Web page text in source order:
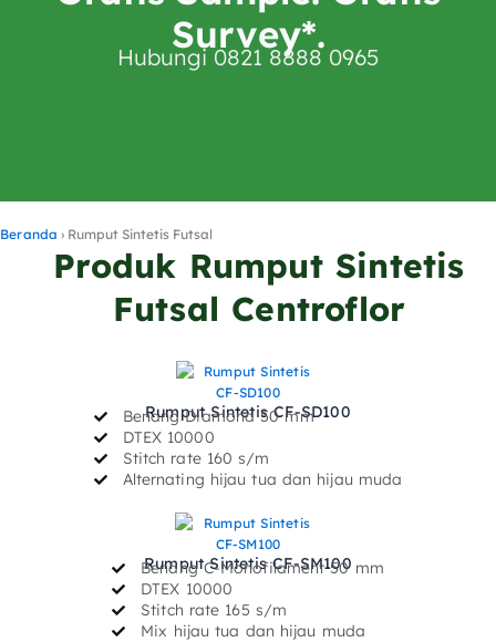
Survey*.
Hubungi 0821 8888 0965
Beranda › Rumput Sintetis Futsal
Produk Rumput Sintetis
Futsal Centroflor
Rumput Sintetis CF-SD100
Benang Diamond 50 mm
DTEX 10000
Stitch rate 160 s/m
Alternating hijau tua dan hijau muda
Rumput Sintetis CF-SM100
Benang C-Monofilament 50 mm
DTEX 10000
Stitch rate 165 s/m
Mix hijau tua dan hijau muda